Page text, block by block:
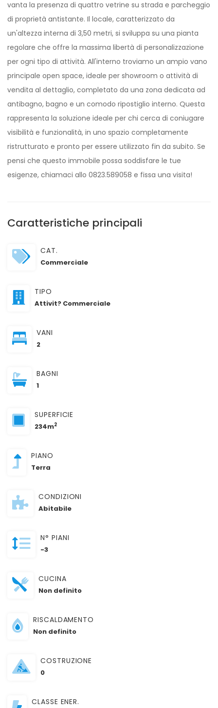
vanta la presenza di quattro vetrine su strada e parcheggio
di proprietà antistante. Il locale, caratterizzato da
un'altezza interna di 3,50 metri, si sviluppa su una pianta
regolare che offre la massima libertà di personalizzazione
per ogni tipo di attività. All'interno troviamo un ampio vano
principale open space, ideale per showroom o attività di
vendita al dettaglio, completato da una zona dedicata ad
antibagno, bagno e un comodo ripostiglio interno. Questa
rappresenta la soluzione ideale per chi cerca di coniugare
visibilità e funzionalità, in uno spazio completamente
ristrutturato e pronto per essere utilizzato fin da subito. Se
pensi che questo immobile possa soddisfare le tue
esigenze, chiamaci allo 0823.589058 e fissa una visita!
Caratteristiche principali
CAT.
Commerciale
TIPO
Attivit? Commerciale
VANI
2
BAGNI
1
SUPERFICIE
234m2
PIANO
Terra
CONDIZIONI
Abitabile
N° PIANI
-3
CUCINA
Non definito
RISCALDAMENTO
Non definito
COSTRUZIONE
0
CLASSE ENER.